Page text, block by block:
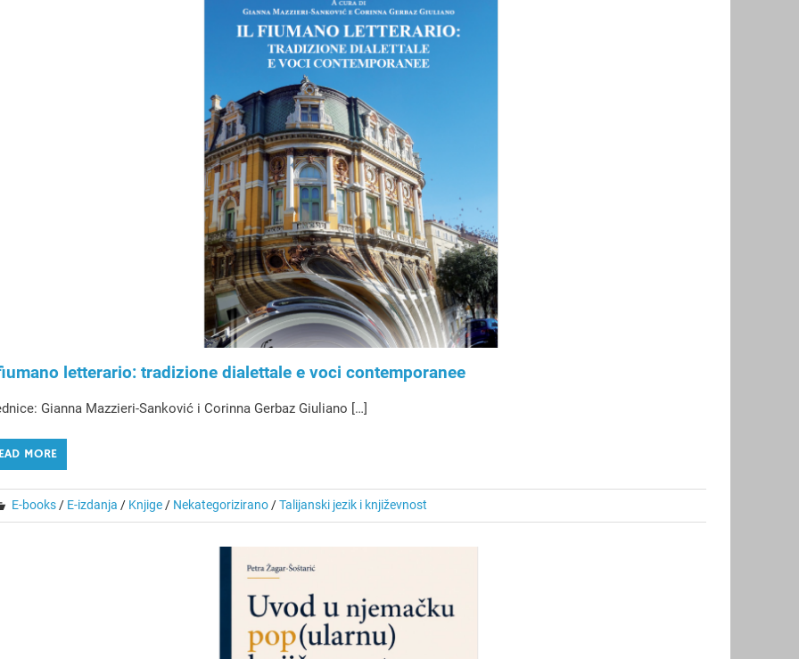
letterario: tradizione dialettale e voci contemporanee
Gianna Mazzieri-Sanković i Corinna Gerbaz Giuliano […]
MORE
E-books / E-izdanja / Knjige / Nekategorizirano /Talijanski jezik i književnost